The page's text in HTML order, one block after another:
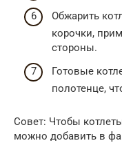
Обжарить
корочки,
стороны.
Готовые
полотенце,
Совет: Чтобы
можно добавить в